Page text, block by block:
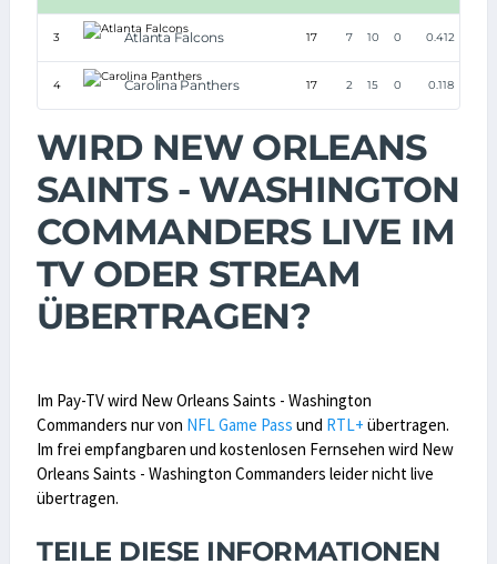
3 Atlanta Falcons 17 7 10 0 0.412
4 Carolina Panthers 17 2 15 0 0.118
WIRD NEW ORLEANS
SAINTS - WASHINGTON
COMMANDERS LIVE IM
TV ODER STREAM
ÜBERTRAGEN?
Im Pay-TV wird New Orleans Saints - Washington
Commanders nur von NFL Game Pass und RTL+ übertragen.
Im frei empfangbaren und kostenlosen Fernsehen wird New
Orleans Saints - Washington Commanders leider nicht live
übertragen.
TEILE DIESE INFORMATIONEN